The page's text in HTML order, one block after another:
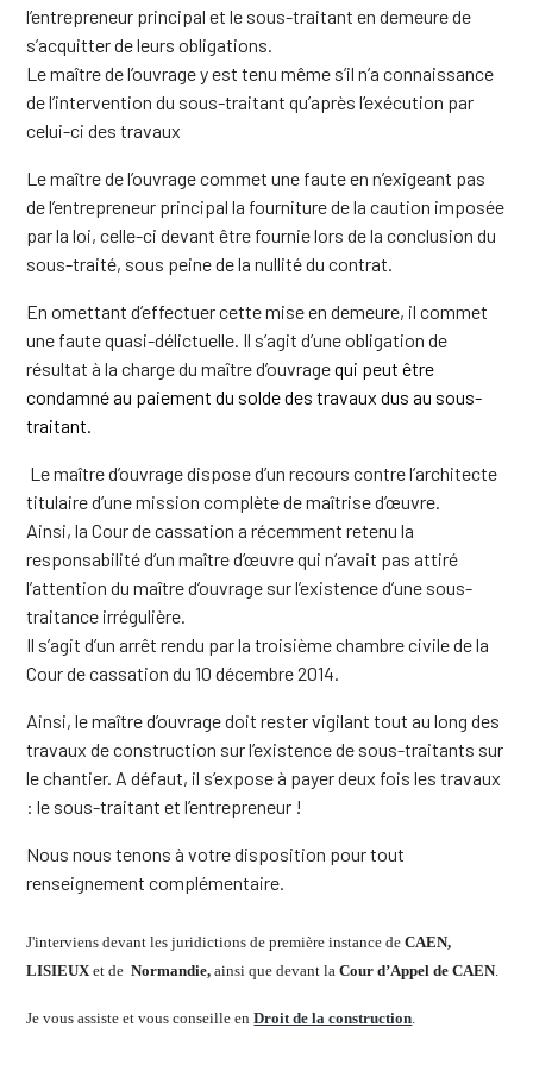
l’entrepreneur principal et le sous-traitant en demeure de
s’acquitter de leurs obligations.
Le maître de l’ouvrage y est tenu même s’il n’a connaissance
de l’intervention du sous-traitant qu’après l’exécution par
celui-ci des travaux
Le maître de l’ouvrage commet une faute en n’exigeant pas
de l’entrepreneur principal la fourniture de la caution imposée
par la loi, celle-ci devant être fournie lors de la conclusion du
sous-traité, sous peine de la nullité du contrat.
En omettant d’effectuer cette mise en demeure, il commet
une faute quasi-délictuelle. Il s’agit d’une obligation de
résultat à la charge du maître d’ouvragequi peut être
condamné au paiement du solde des travaux dus au sous-
traitant.
Le maître d’ouvrage dispose d’un recours contre l’architecte
titulaire d’une mission complète de maîtrise d’œuvre.
Ainsi, la Cour de cassation a récemment retenu la
responsabilité d’un maître d’œuvre qui n’avait pas attiré
l’attention du maître d’ouvrage sur l’existence d’une sous-
traitance irrégulière.
Il s’agit d’un arrêt rendu par la troisième chambre civile de la
Cour de cassation du 10 décembre 2014.
Ainsi, le maître d’ouvrage doit rester vigilant tout au long des
travaux de construction sur l’existence de sous-traitants sur
le chantier. A défaut, il s’expose à payer deux fois les travaux
: le sous-traitant et l’entrepreneur !
Nous nous tenons à votre disposition pour tout
renseignement complémentaire.
J'interviens devant les juridictions de première instance deCAEN,
LISIEUXet deNormandie, ainsi que devant laCour d’Appel de CAEN.
Je vous assiste et vous conseille enDroit de la construction.